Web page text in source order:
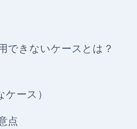
できないケースとは？
ース）
点